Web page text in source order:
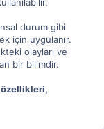
durum gibi
için uygulanır.
olayları ve
bir bilimdir.